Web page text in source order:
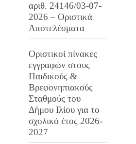
αριθ. 24146/03-07-
2026 – Οριστικά
Αποτελέσματα
Οριστικοί πίνακες
εγγραφών στους
Παιδικούς &
Βρεφονηπιακούς
Σταθμούς του
Δήμου Ιλίου για το
σχολικό έτος 2026-
2027